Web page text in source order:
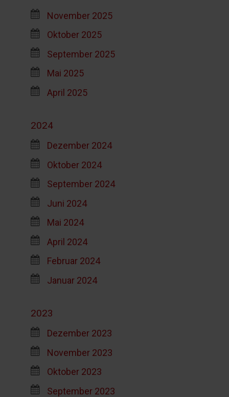
November 2025
Oktober 2025
September 2025
Mai 2025
April 2025
2024
Dezember 2024
Oktober 2024
September 2024
Juni 2024
Mai 2024
April 2024
Februar 2024
Januar 2024
2023
Dezember 2023
November 2023
Oktober 2023
September 2023